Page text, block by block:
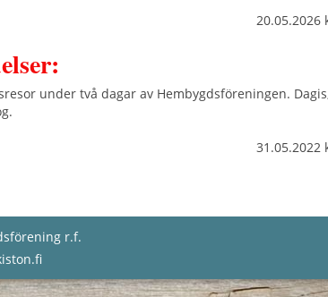
20.05.2026
under två dagar av Hembygdsföreningen.
31.05.2022
r.f.